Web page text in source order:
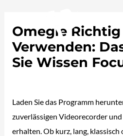
contenido
Omegle Richtig
Verwenden:
Sie Wissen
Laden Sie das Programm
zuverlässigen Videorecorder
erhalten. Ob kurz, lang, klassisch
entradas